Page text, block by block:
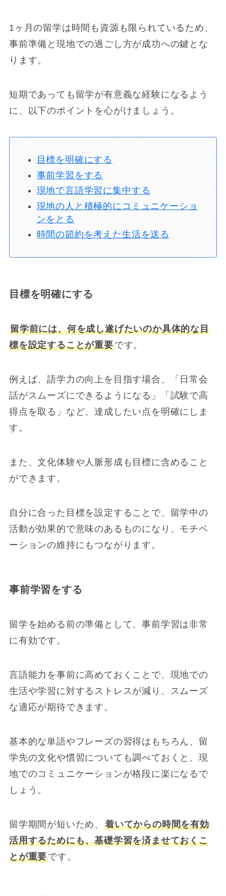
1ヶ月の留学は時間も資源も限られているため、
事前準備と現地での過ごし方が成功への鍵とな
ります。
短期であっても留学が有意義な経験になるよう
に、以下のポイントを心がけましょう。
目標を明確にする
事前学習をする
現地で言語学習に集中する
現地の人と積極的にコミュニケーショ
ンをとる
時間の節約を考えた生活を送る
目標を明確にする
留学前には、何を成し遂げたいのか具体的な目
標を設定することが重要です。
例えば、語学力の向上を目指す場合、「日常会
話がスムーズにできるようになる」「試験で高
得点を取る」など、達成したい点を明確にしま
す。
また、文化体験や人脈形成も目標に含めること
ができます。
自分に合った目標を設定することで、留学中の
活動が効果的で意味のあるものになり、モチベ
ーションの維持にもつながります。
事前学習をする
留学を始める前の準備として、事前学習は非常
に有効です。
言語能力を事前に高めておくことで、現地での
生活や学習に対するストレスが減り、スムーズ
な適応が期待できます。
基本的な単語やフレーズの習得はもちろん、留
学先の文化や慣習についても調べておくと、現
地でのコミュニケーションが格段に楽になるで
しょう。
留学期間が短いため、 着いてからの時間を有効
活用するためにも、基礎学習を済ませておくこ
とが重要です。